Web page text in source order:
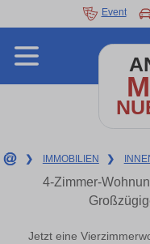
Event
❯ IMMOBILIEN ❯
4-Zimmer-
Jetzt eine